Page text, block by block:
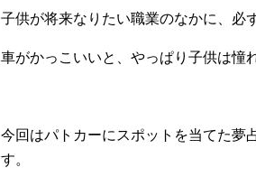
子供が将来なりたい職業のなかに、必
車がかっこいいと、やっぱり子供は憧
今回はパトカーにスポットを当てた夢
す。